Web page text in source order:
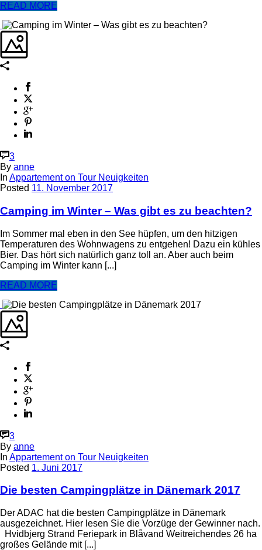
READ MORE
3
By anne
In Appartement on Tour Neuigkeiten
Posted 11. November 2017
Camping im Winter – Was gibt es zu beachten?
Im Sommer mal eben in den See hüpfen, um den hitzigen
Temperaturen des Wohnwagens zu entgehen! Dazu ein kühles
Bier. Das hört sich natürlich ganz toll an. Aber auch beim
Camping im Winter kann [...]
READ MORE
3
By anne
In Appartement on Tour Neuigkeiten
Posted 1. Juni 2017
Die besten Campingplätze in Dänemark 2017
Der ADAC hat die besten Campingplätze in Dänemark
ausgezeichnet. Hier lesen Sie die Vorzüge der Gewinner nach.
Hvidbjerg Strand Feriepark in Blåvand Weitreichendes 26 ha
großes Gelände mit [...]